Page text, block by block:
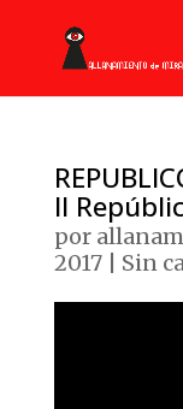
II
por
2017| Sin